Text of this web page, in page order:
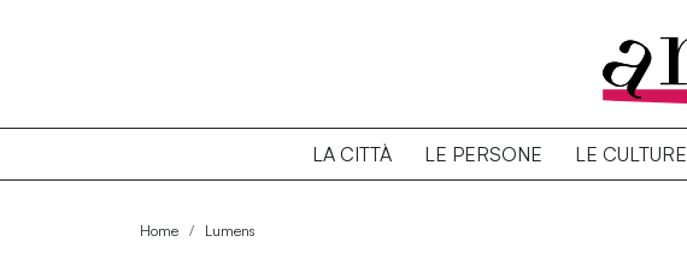
LA CITTÀ LE PERSONE LE CULTURE
Home Lumens